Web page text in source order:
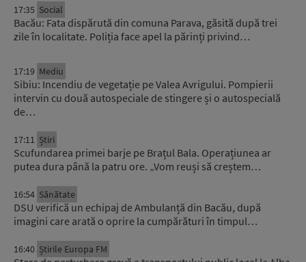
17:35 Social
Bacău: Fata dispărută din comuna Parava, găsită după trei
zile în localitate. Poliția face apel la părinți privind…
17:19 Mediu
Sibiu: Incendiu de vegetație pe Valea Avrigului. Pompierii
intervin cu două autospeciale de stingere și o autospecială
de…
17:11 Știri
Scufundarea primei barje pe Brațul Bala. Operațiunea ar
putea dura până la patru ore. „Vom reuși să creștem…
16:54 Sănătate
DSU verifică un echipaj de Ambulanță din Bacău, după
imagini care arată o oprire la cumpărături în timpul…
16:40 Știrile Europa FM